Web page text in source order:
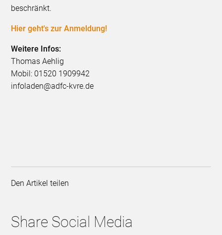
beschränkt.
Hier geht's zur Anmeldung!
Weitere Infos:
Thomas Aehlig
Mobil: 01520 1909942
infoladen@adfc-kvre.de
Den Artikel teilen
Share Social Media